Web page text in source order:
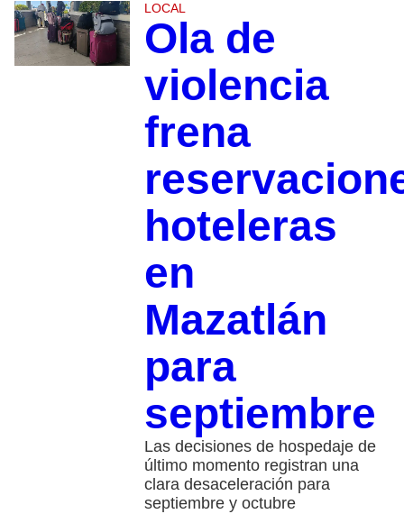
LOCAL
Ola de
violencia
frena
hoteleras
en
Mazatlán
para
septiembre
​Las decisiones de hospedaje de
último momento registran una
clara desaceleración para
septiembre y octubre